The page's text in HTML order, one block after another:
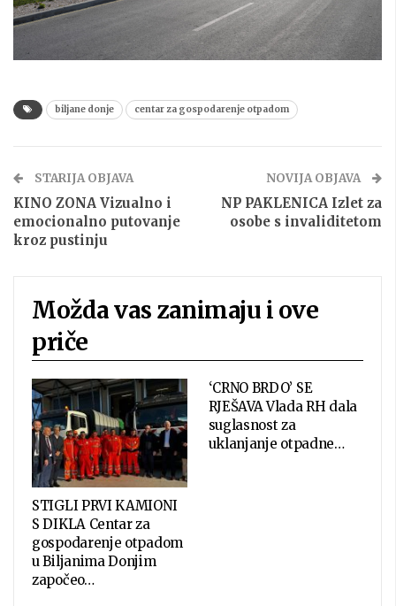
biljane donje centar za gospodarenje otpadom
STARIJA OBJAVA
KINO ZONA Vizualno i
emocionalno putovanje
kroz pustinju
NOVIJA OBJAVA
NP PAKLENICA Izlet za
osobe s invaliditetom
Možda vas zanimaju i ove
priče
STIGLI PRVI KAMIONI
S DIKLA Centar za
gospodarenje otpadom
u Biljanima Donjim
započeo…
‘CRNO BRDO’ SE
RJEŠAVA Vlada RH dala
suglasnost za
uklanjanje otpadne…